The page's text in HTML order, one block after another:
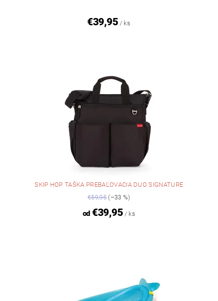
€39,95 / ks
SKIP HOP TAŠKA PREBAĽOVACIA DUO SIGNATURE
€59,95(–33 %)
od€39,95 / ks